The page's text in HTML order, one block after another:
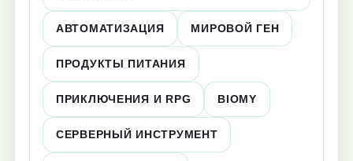
АВТОМАТИЗАЦИЯ МИРОВОЙ ГЕН
ПРОДУКТЫ ПИТАНИЯ
ПРИКЛЮЧЕНИЯ И RPG BIOMY
СЕРВЕРНЫЙ ИНСТРУМЕНТ